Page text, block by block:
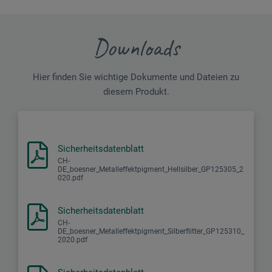
Downloads
Hier finden Sie wichtige Dokumente und Dateien zu
diesem Produkt.
Sicherheitsdatenblatt
CH-
DE_boesner_Metalleffektpigment_Hellsilber_GP125305_2
020.pdf
Sicherheitsdatenblatt
CH-
DE_boesner_Metalleffektpigment_Silberflitter_GP125310_
2020.pdf